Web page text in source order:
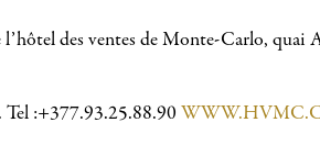
des ventes de Monte-Carlo, quai
:+377.93.25.88.90